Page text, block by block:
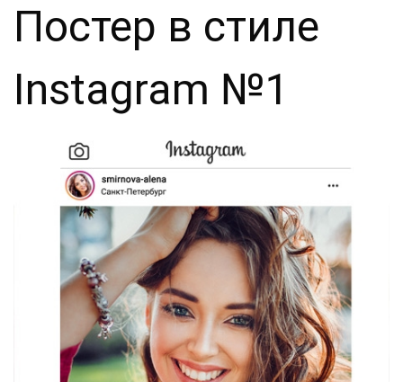
Постер в стиле
Instagram №1